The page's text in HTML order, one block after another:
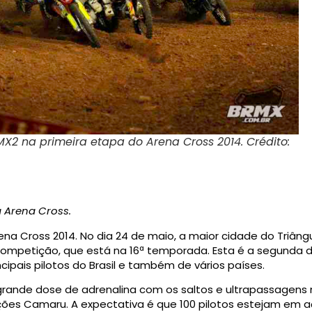
na primeira etapa do Arena Cross 2014. Crédito:
Cross.
Cross 2014. No dia 24 de maio, a maior cidade do
que está na 16ª temporada. Esta é a segunda
pilotos do Brasil e também de vários países.
dose de adrenalina com os saltos e ultrapassagens
Camaru. A expectativa é que 100 pilotos estejam em